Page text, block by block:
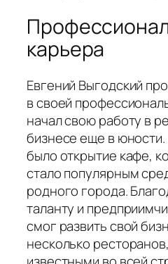
карьера
Евгений Выгодский
в своей
начал свою работу в
бизнесе еще в
было открытие кафе,
стало популярным
родного города.
таланту и
смог развить свой
несколько